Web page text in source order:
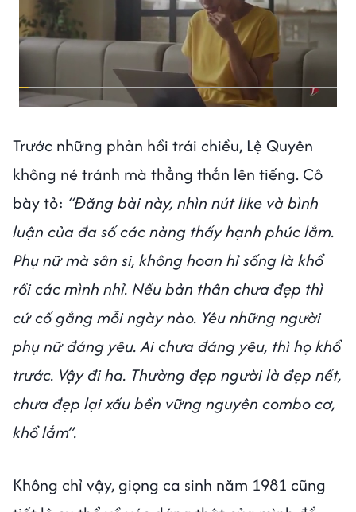
Trước những phản hồi trái chiều, Lệ Quyên
không né tránh mà thẳng thắn lên tiếng. Cô
bày tỏ: “Đăng bài này, nhìn nút like và bình
luận của đa số các nàng thấy hạnh phúc lắm.
Phụ nữ mà sân si, không hoan hỉ sống là khổ
rồi các mình nhỉ. Nếu bản thân chưa đẹp thì
cứ cố gắng mỗi ngày nào. Yêu những người
phụ nữ đáng yêu. Ai chưa đáng yêu, thì họ khổ
trước. Vậy đi ha. Thường đẹp người là đẹp nết,
chưa đẹp lại xấu bền vững nguyên combo cơ,
khổ lắm”.
Không chỉ vậy, giọng ca sinh năm 1981 cũng